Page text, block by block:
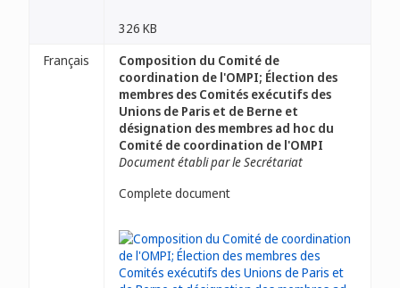
326 KB
Français
Composition du Comité de
coordination de l'OMPI; Élection des
membres des Comités exécutifs des
Unions de Paris et de Berne et
désignation des membres ad hoc du
Comité de coordination de l'OMPI
Document établi par le Secrétariat
Complete document